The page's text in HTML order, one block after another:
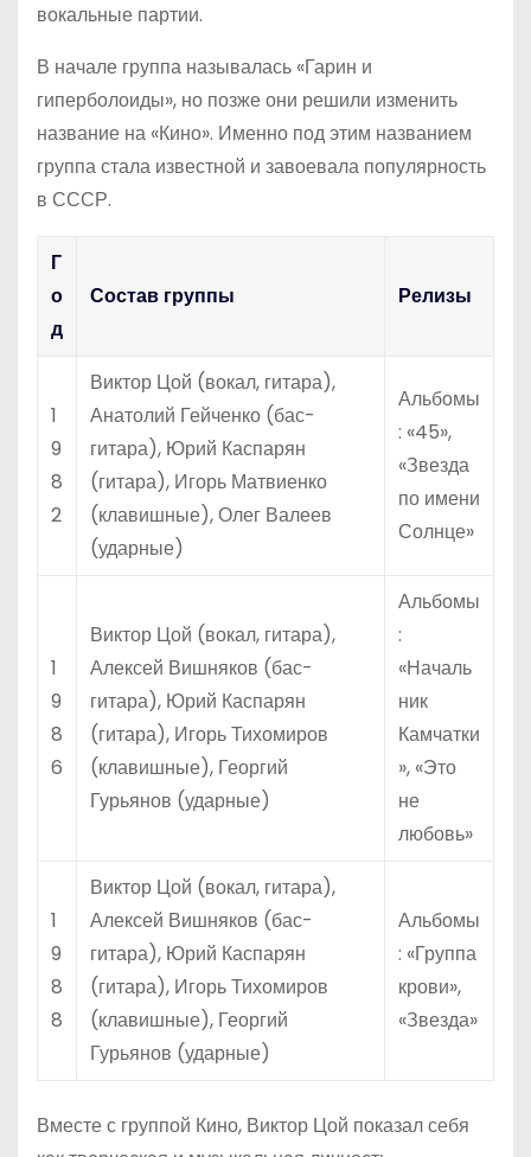
вокальные партии.
В начале группа называлась «Гарин и
гиперболоиды», но позже они решили изменить
название на «Кино». Именно под этим названием
группа стала известной и завоевала популярность
в СССР.
Г
о
д
Состав группы Релизы
1
9
8
2
Виктор Цой (вокал, гитара),
Анатолий Гейченко (бас-
гитара), Юрий Каспарян
(гитара), Игорь Матвиенко
(клавишные), Олег Валеев
(ударные)
Альбомы
: «45»,
«Звезда
по имени
Солнце»
1
9
8
6
Виктор Цой (вокал, гитара),
Алексей Вишняков (бас-
гитара), Юрий Каспарян
(гитара), Игорь Тихомиров
(клавишные), Георгий
Гурьянов (ударные)
Альбомы
:
«Началь
ник
Камчатки
», «Это
не
любовь»
1
9
8
8
Виктор Цой (вокал, гитара),
Алексей Вишняков (бас-
гитара), Юрий Каспарян
(гитара), Игорь Тихомиров
(клавишные), Георгий
Гурьянов (ударные)
Альбомы
: «Группа
крови»,
«Звезда»
Вместе с группой Кино, Виктор Цой показал себя